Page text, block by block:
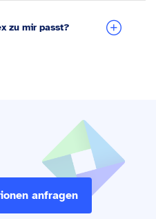
zu mir passt?
anfragen